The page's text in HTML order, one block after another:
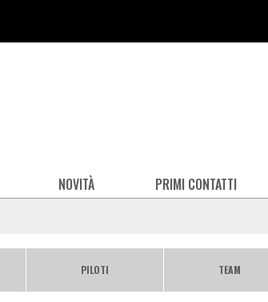
NOVITÀ PRIMI CONTATTI
PILOTI TEAM